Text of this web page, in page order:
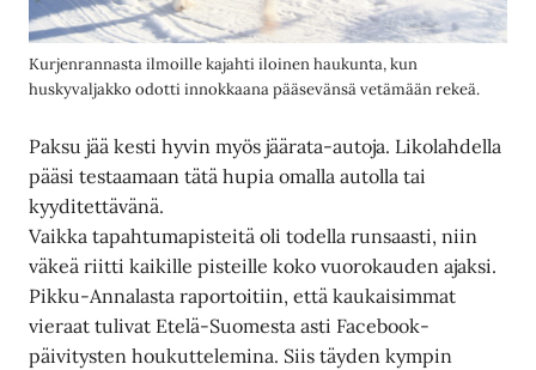
Kurjenrannasta ilmoille kajahti iloinen haukunta, kun
huskyvaljakko odotti innokkaana pääsevänsä vetämään rekeä.
Paksu jää kesti hyvin myös jäärata-autoja. Likolahdella
pääsi testaamaan tätä hupia omalla autolla tai
kyyditettävänä.
Vaikka tapahtumapisteitä oli todella runsaasti, niin
väkeä riitti kaikille pisteille koko vuorokauden ajaksi.
Pikku-Annalasta raportoitiin, että kaukaisimmat
vieraat tulivat Etelä-Suomesta asti Facebook-
päivitysten houkuttelemina. Siis täyden kympin